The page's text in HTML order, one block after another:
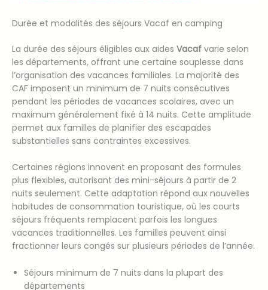
Durée et modalités des séjours Vacaf en camping
La durée des séjours éligibles aux aides Vacaf varie selon
les départements, offrant une certaine souplesse dans
l’organisation des vacances familiales. La majorité des
CAF imposent un minimum de 7 nuits consécutives
pendant les périodes de vacances scolaires, avec un
maximum généralement fixé à 14 nuits. Cette amplitude
permet aux familles de planifier des escapades
substantielles sans contraintes excessives.
Certaines régions innovent en proposant des formules
plus flexibles, autorisant des mini-séjours à partir de 2
nuits seulement. Cette adaptation répond aux nouvelles
habitudes de consommation touristique, où les courts
séjours fréquents remplacent parfois les longues
vacances traditionnelles. Les familles peuvent ainsi
fractionner leurs congés sur plusieurs périodes de l’année.
Séjours minimum de 7 nuits dans la plupart des
départements